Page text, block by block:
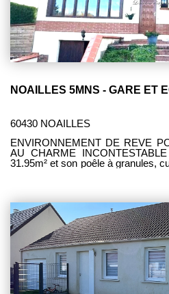
NOAILLES 5MNS - GARE ET
60430 NOAILLES
ENVIRONNEMENT DE REVE
AU CHARME INCONTESTABLE !! Hall d'entrée,
31.95m² et son poêle à granules,
Terrasse et chalet de Jardin,
1912M² de terrain clos. Mme
980.775.340 COMPIEGNE. Tél.